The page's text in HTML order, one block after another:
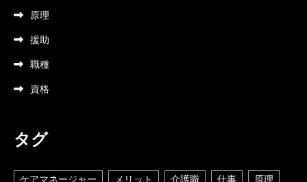
原理
援助
職種
資格
タグ
ケアマネージャー メリット 介護職 仕事 原理